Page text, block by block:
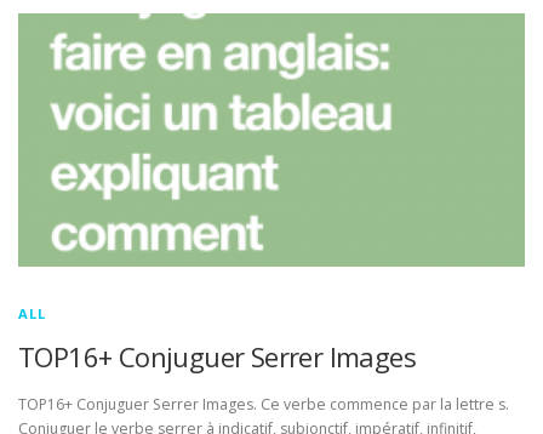
ALL
TOP16+ Conjuguer Serrer Images
TOP16+ Conjuguer Serrer Images. Ce verbe commence par la lettre s.
Conjuguer le verbe serrer à indicatif, subjonctif, impératif, infinitif,